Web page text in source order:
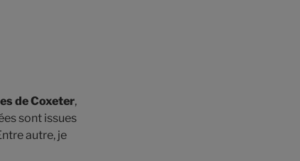
de Coxeter,
sont issues
autre, je